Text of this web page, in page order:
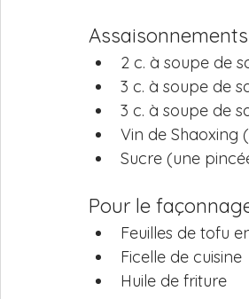
Assaisonnements
2 c. à soupe de
3 c. à soupe de
3 c. à soupe de
Vin de Shaoxing
Sucre (une
Pour le
Feuilles de tofu
Ficelle de cuisine
Huile de friture